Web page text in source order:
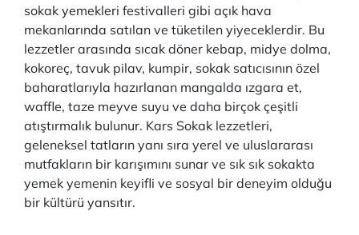
sokak yemekleri festivalleri gibi açık hava
mekanlarında satılan ve tüketilen yiyeceklerdir. Bu
lezzetler arasında sıcak döner kebap, midye dolma,
kokoreç, tavuk pilav, kumpir, sokak satıcısının özel
baharatlarıyla hazırlanan mangalda ızgara et,
waffle, taze meyve suyu ve daha birçok çeşitli
atıştırmalık bulunur. Kars Sokak lezzetleri,
geleneksel tatların yanı sıra yerel ve uluslararası
mutfakların bir karışımını sunar ve sık sık sokakta
yemek yemenin keyifli ve sosyal bir deneyim olduğu
bir kültürü yansıtır.